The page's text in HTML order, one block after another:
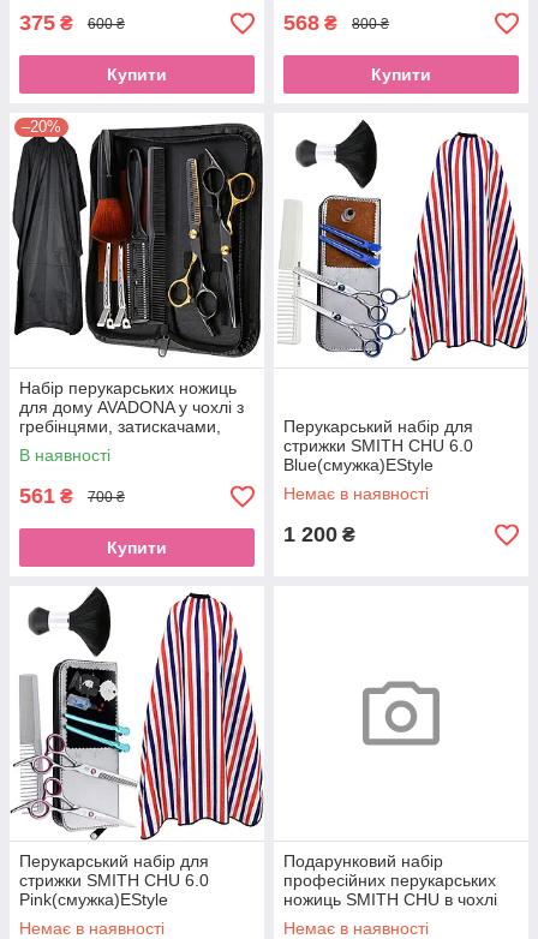
375 ₴ 600 ₴
Купити
568 ₴ 800 ₴
Купити
–20%
Набір перукарських ножиць
для дому AVADONA у чохлі з
гребінцями, затискачами,
пеньюаром, кисточкою та
салфеткоюEStyle
В наявності
561 ₴ 700 ₴
Купити
Перукарський набір для
стрижки SMITH CHU 6.0
Blue(смужка)EStyle
Немає в наявності
1 200 ₴
Перукарський набір для
стрижки SMITH CHU 6.0
Pink(смужка)EStyle
Немає в наявності
Подарунковий набір
професійних перукарських
ножиць SMITH CHU в чохлі
чорні XH99-60EStyle
Немає в наявності